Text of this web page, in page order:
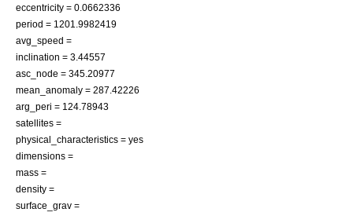
eccentricity = 0.0662336
period = 1201.9982419
avg_speed =
inclination = 3.44557
asc_node = 345.20977
mean_anomaly = 287.42226
arg_peri = 124.78943
satellites =
physical_characteristics = yes
dimensions =
mass =
density =
surface_grav =